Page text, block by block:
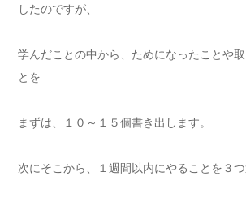
したのですが、
学んだことの中から、ためになったことや
とを
まずは、１０～１５個書き出します。
次にそこから、１週間以内にやることを３つ